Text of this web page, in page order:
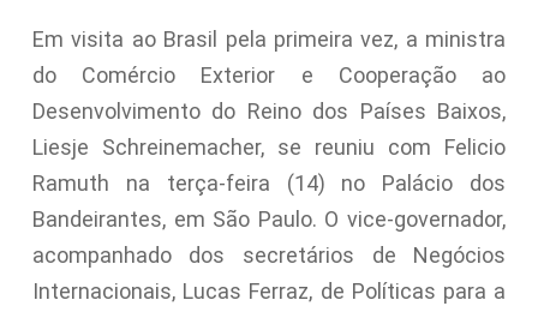
Em visita ao Brasil pela primeira vez, a ministra
do Comércio Exterior e Cooperação ao
Desenvolvimento do Reino dos Países Baixos,
Liesje Schreinemacher, se reuniu com Felicio
Ramuth na terça-feira (14) no Palácio dos
Bandeirantes, em São Paulo. O vice-governador,
acompanhado dos secretários de Negócios
Internacionais, Lucas Ferraz, de Políticas para a